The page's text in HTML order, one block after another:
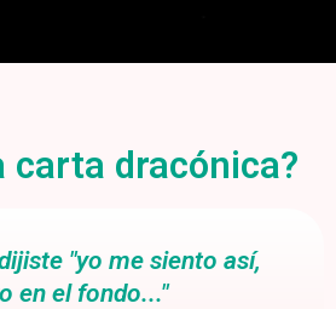
carta dracónica?
"yo me siento así,
en el fondo..."